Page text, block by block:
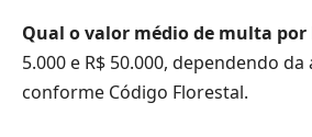
Qual o valor médio de multa por
5.000 e R$ 50.000, dependendo
conforme Código Florestal.